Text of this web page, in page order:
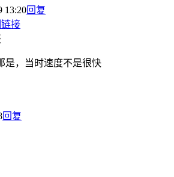
13:20回复
接
是，当时速度不是很快
回复